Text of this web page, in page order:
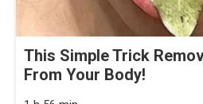
This Simple Trick
From Your Body!